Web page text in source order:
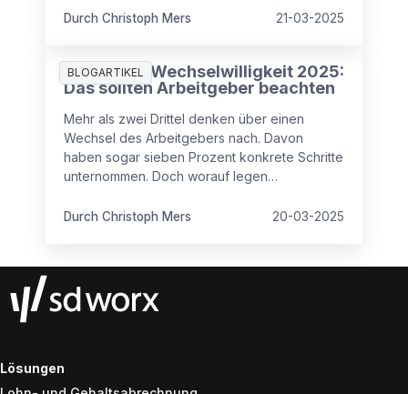
Durch Christoph Mers 21-03-2025
BLOGARTIKEL
Studie zur Wechselwilligkeit 2025:
Das sollten Arbeitgeber beachten
Mehr als zwei Drittel denken über einen
Wechsel des Arbeitgebers nach. Davon
haben sogar sieben Prozent konkrete Schritte
unternommen. Doch worauf legen
besonders Wert? Antworten gibt es hier.
Durch Christoph Mers 20-03-2025
Lösungen